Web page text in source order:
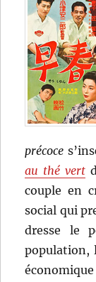
précoce
au thé vert
couple en
social qui
dresse le
population,